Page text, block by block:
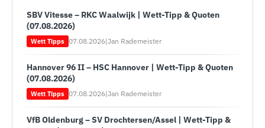
SBV Vitesse – RKC Waalwijk | Wett-Tipp & Quoten
(07.08.2026)
Wett Tipps 07.08.2026|Jan Rademeister
Hannover 96 II – HSC Hannover | Wett-Tipp & Quoten
(07.08.2026)
Wett Tipps 07.08.2026|Jan Rademeister
VfB Oldenburg – SV Drochtersen/Assel | Wett-Tipp &